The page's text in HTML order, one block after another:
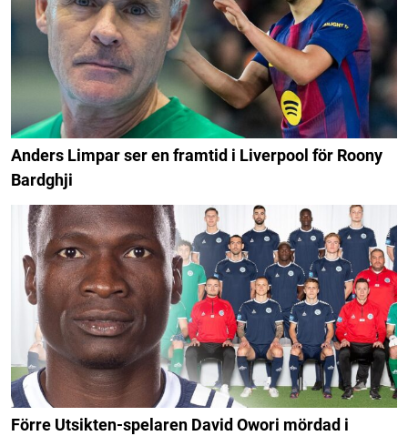
Anders Limpar ser en framtid i Liverpool för Roony
Bardghji
Förre Utsikten-spelaren David Owori mördad i